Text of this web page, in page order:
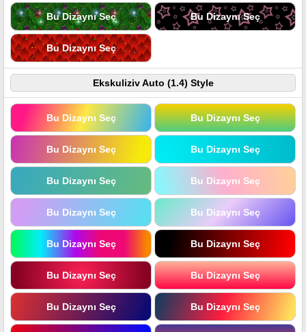
Bu Dizaynı Seç Bu Dizaynı Seç
Bu Dizaynı Seç
Ekskuliziv Auto (1.4) Style
Bu Dizaynı Seç Bu Dizaynı Seç
Bu Dizaynı Seç Bu Dizaynı Seç
Bu Dizaynı Seç Bu Dizaynı Seç
Bu Dizaynı Seç Bu Dizaynı Seç
Bu Dizaynı Seç Bu Dizaynı Seç
Bu Dizaynı Seç Bu Dizaynı Seç
Bu Dizaynı Seç Bu Dizaynı Seç